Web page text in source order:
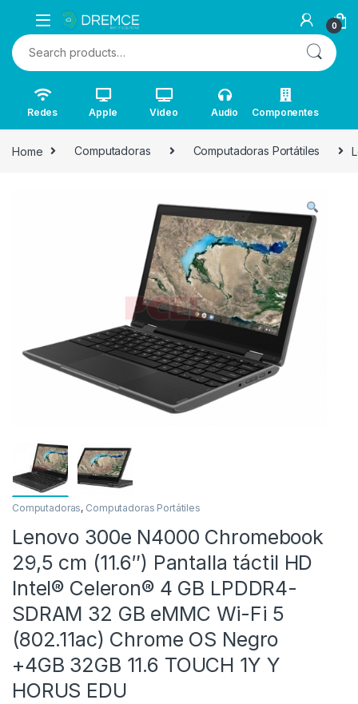
0
Search for:
Redes Apple Video Audio Componentes
Home Computadoras Computadoras Portátiles
Computadoras, Computadoras Portátiles
Lenovo 300e N4000 Chromebook
29,5 cm (11.6″) Pantalla táctil HD
Intel® Celeron® 4 GB LPDDR4-
SDRAM 32 GB eMMC Wi-Fi 5
(802.11ac) Chrome OS Negro
+4GB 32GB 11.6 TOUCH 1Y Y
HORUS EDU